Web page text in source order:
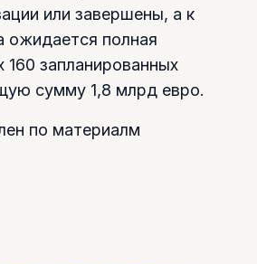
или завершены, а к
ожидается полная
160 запланированных
сумму 1,8 млрд евро.
по материалм